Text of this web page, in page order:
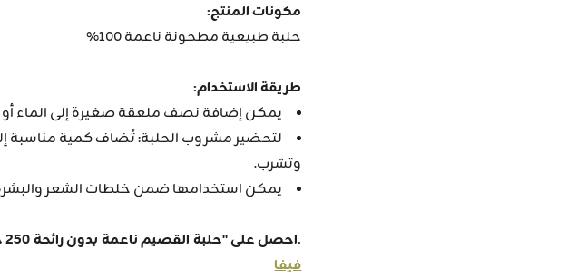
مكونات المنتج:
حلبة طبيعية مطحونة ناعمة 100%
طريقة الاستخدام:
يمكن إضافة نصف ملعقة صغيرة إلى الماء أو
لتحضير مشروب الحلبة: تُضاف كمية مناسبة
وتشرب.
يمكن استخدامها ضمن خلطات الشعر
.احصل على "حلبة القصيم ناعمة بدون رائحة 250 جرام" من أفضل عطارة في المملكة
فيفا